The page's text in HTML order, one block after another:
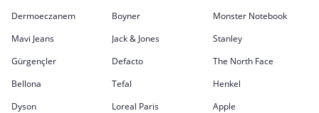
Dermoeczanem
Boyner
Monster Notebook
Mavi Jeans
Jack & Jones
Stanley
Gürgençler
Defacto
The North Face
Bellona
Tefal
Henkel
Dyson
Loreal Paris
Apple